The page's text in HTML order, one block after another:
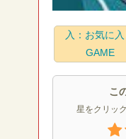
入：お気に入
GAME
こ
星をクリッ